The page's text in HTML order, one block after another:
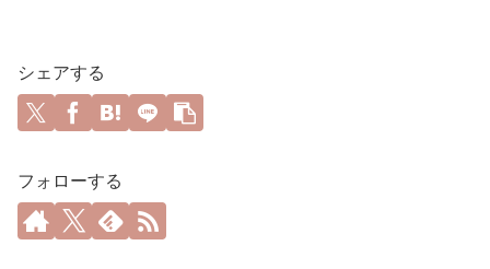
シェアする
フォローする